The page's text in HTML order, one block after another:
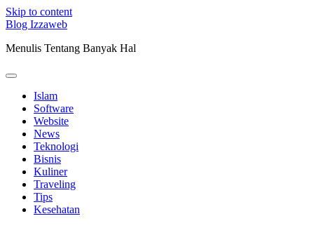
Skip to content
Blog Izzaweb
Menulis Tentang Banyak Hal
Islam
Software
Website
News
Teknologi
Bisnis
Kuliner
Traveling
Tips
Kesehatan